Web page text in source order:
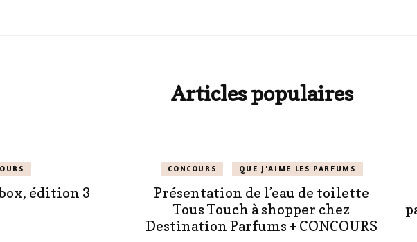
Articles populaires
édition 3
CONCOURS QUE J'AIME LES PARFUMS
Présentation de l’eau de toilette
Tous Touch à shopper chez
Destination Parfums + CONCOURS